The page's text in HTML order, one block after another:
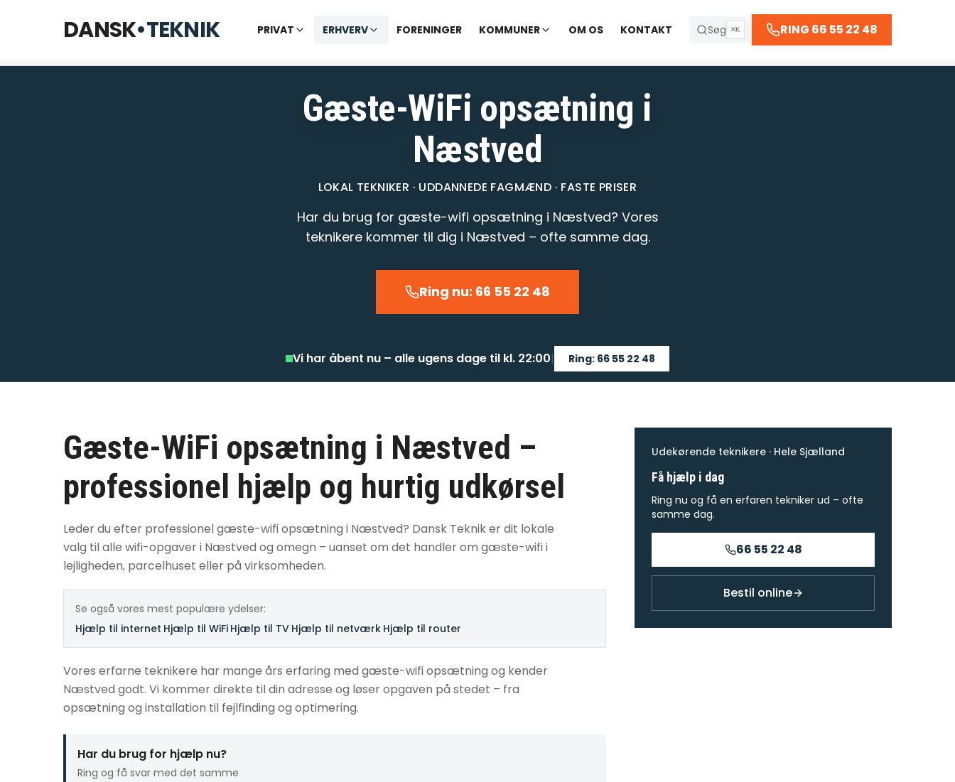
DANSK•TEKNIK PRIVAT ERHVERV FORENINGER KOMMUNER OM OS KONTAKT Søg ⌘K RING 66 55 22 48
Telefon til kl. 22 · Chat til 23:30 66 55 22 48
Gæste-WiFi opsætning i
Næstved
LOKAL TEKNIKER · UDDANNEDE FAGMÆND · FASTE PRISER
Har du brug for gæste-wifi opsætning i Næstved? Vores
teknikere kommer til dig i Næstved – ofte samme dag.
Ring nu: 66 55 22 48
Vi har åbent nu – alle ugens dage til kl. 22:00| Ring: 66 55 22 48
Gæste-WiFi opsætning i Næstved –
professionel hjælp og hurtig udkørsel
Leder du efter professionel gæste-wifi opsætning i Næstved? Dansk Teknik er dit lokale
valg til alle wifi-opgaver i Næstved og omegn – uanset om det handler om gæste-wifi i
lejligheden, parcelhuset eller på virksomheden.
Se også vores mest populære ydelser:
Hjælp til internet Hjælp til WiFi Hjælp til TV Hjælp til netværk Hjælp til router
Vores erfarne teknikere har mange års erfaring med gæste-wifi opsætning og kender
Næstved godt. Vi kommer direkte til din adresse og løser opgaven på stedet – fra
opsætning og installation til fejlfinding og optimering.
Har du brug for hjælp nu?
Ring og få svar med det samme
Udekørende teknikere · Hele Sjælland
Få hjælp i dag
Ring nu og få en erfaren tekniker ud – ofte
samme dag.
66 55 22 48
Bestil online